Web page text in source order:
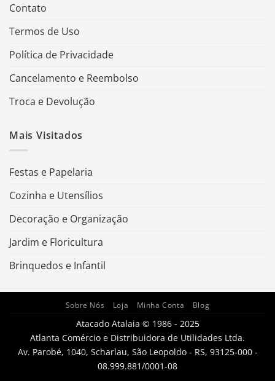
Contato
Termos de Uso
Política de Privacidade
Cancelamento e Reembolso
Troca e Devolução
Mais Visitados
Festas e Papelaria
Cozinha e Utensílios
Decoração e Organização
Jardim e Floricultura
Brinquedos e Infantil
Sobre Nós Loja Minha Conta Blog
Atacado Atalaia © 1986 - 2025
Atlanta Comércio e Distribuidora de Utilidades Ltda.
Av. Parobé, 1040, Scharlau, São Leopoldo - RS, 93125-000 -
08.999.881/0001-08